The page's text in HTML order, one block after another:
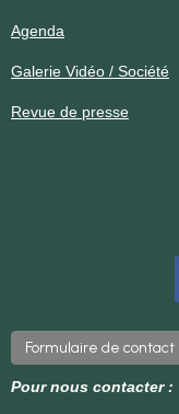
Agenda
Galerie Vidéo / Société
Revue de presse
Formulaire de contact
Pour nous contacter :